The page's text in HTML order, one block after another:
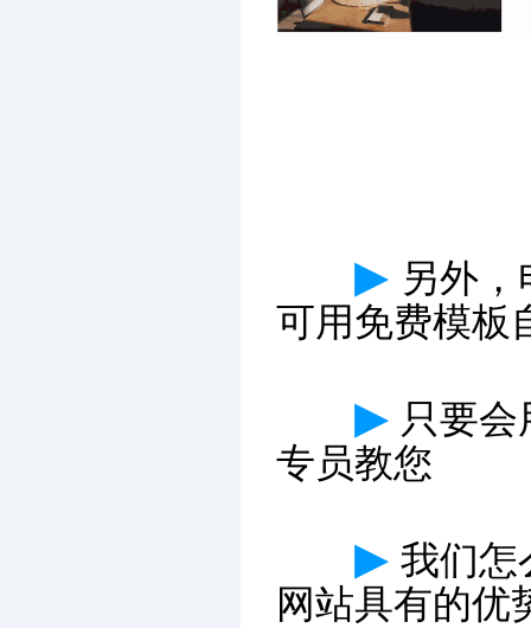
▶ 另外，
可用免费模板
▶ 只要
专员教您
▶ 我们怎
网站具有的优